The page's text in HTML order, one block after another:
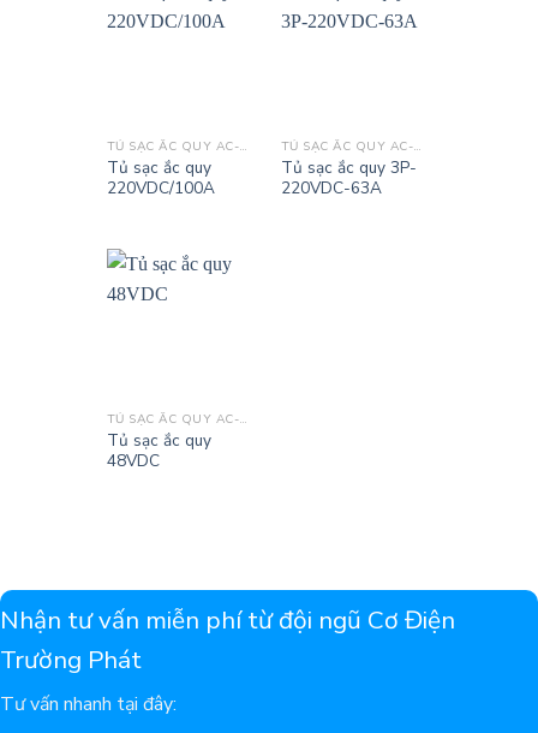
TỦ SẠC ẮC QUY AC-DC
Tủ sạc ắc quy
220VDC/100A
TỦ SẠC ẮC QUY AC-DC
Tủ sạc ắc quy 3P-
220VDC-63A
TỦ SẠC ẮC QUY AC-DC
Tủ sạc ắc quy
48VDC
Nhận tư vấn miễn phí từ đội ngũ Cơ Điện
Trường Phát
Tư vấn nhanh tại đây: